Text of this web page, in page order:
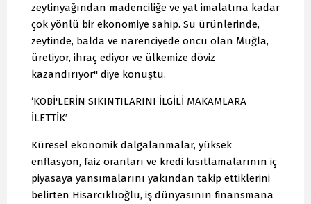
zeytinyağından madenciliğe ve yat imalatına kadar
çok yönlü bir ekonomiye sahip. Su ürünlerinde,
zeytinde, balda ve narenciyede öncü olan Muğla,
üretiyor, ihraç ediyor ve ülkemize döviz
kazandırıyor" diye konuştu.
‘KOBİ'LERİN SIKINTILARINI İLGİLİ MAKAMLARA
İLETTİK’
Küresel ekonomik dalgalanmalar, yüksek
enflasyon, faiz oranları ve kredi kısıtlamalarının iç
piyasaya yansımalarını yakından takip ettiklerini
belirten Hisarcıklıoğlu, iş dünyasının finansmana